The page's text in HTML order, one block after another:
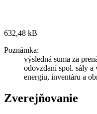
632,48 kB
Poznámka:
výsledná suma za
odovzdaní spol. sály a
energiu, inventáru a
Zverejňovanie